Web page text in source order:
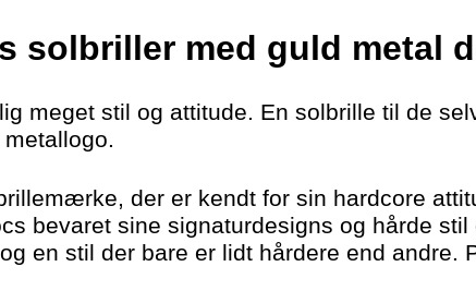
solbriller med guld metal
meget stil og attitude. En solbrille til de
der er kendt for sin hardcore
bevaret sine signaturdesigns og hårde stil
en stil der bare er lidt hårdere end andre.